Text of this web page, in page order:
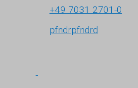
+49 7031 2701-0
pfndrpfndrd